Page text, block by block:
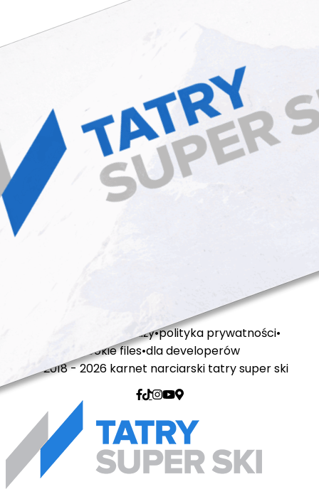
regulamin sprzedaży polityka prywatności
cookie files dla developerów
© 2018 - 2026 karnet narciarski tatry super ski